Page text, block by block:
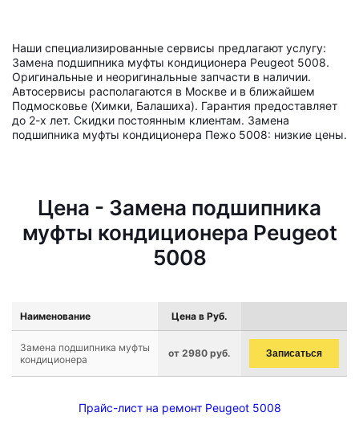
Наши специализированные сервисы предлагают услугу:
Замена подшипника муфты кондиционера Peugeot 5008.
Оригинальные и неоригинальные запчасти в наличии.
Автосервисы располагаются в Москве и в ближайшем
Подмосковье (Химки, Балашиха). Гарантия предоставляет
до 2-х лет. Скидки постоянным клиентам. Замена
подшипника муфты кондиционера Пежо 5008: низкие цены.
Цена - Замена подшипника
муфты кондиционера Peugeot
5008
Наименование Цена в Руб.
Замена подшипника муфты
кондиционера
от 2980 руб. Записаться
Прайс-лист на ремонт Peugeot 5008